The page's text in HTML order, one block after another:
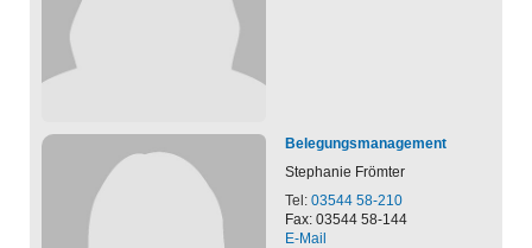
Belegungsmanagement
Stephanie Frömter
Tel: 03544 58-210
Fax: 03544 58-144
E-Mail